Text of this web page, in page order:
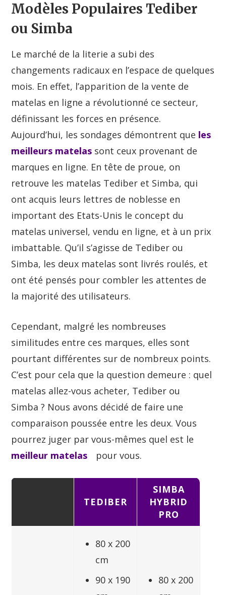
Modèles Populaires Tediber
ou Simba
Le marché de la literie a subi des
changements radicaux en l’espace de quelques
mois. En effet, l’apparition de la vente de
matelas en ligne a révolutionné ce secteur,
définissant les forces en présence.
Aujourd’hui, les sondages démontrent que les
meilleurs matelas sont ceux provenant de
marques en ligne. En tête de proue, on
retrouve les matelas Tediber et Simba, qui
ont acquis leurs lettres de noblesse en
important des Etats-Unis le concept du
matelas universel, vendu en ligne, et à un prix
imbattable. Qu’il s’agisse de Tediber ou
Simba, les deux matelas sont livrés roulés, et
ont été pensés pour combler les attentes de
la majorité des utilisateurs.
Cependant, malgré les nombreuses
similitudes entre ces marques, elles sont
pourtant différentes sur de nombreux points.
C’est pour cela que la question demeure : quel
matelas allez-vous acheter, Tediber ou
Simba ? Nous avons décidé de faire une
comparaison poussée entre les deux. Vous
pourrez juger par vous-mêmes quel est le
meilleur matelas
pour vous.
TEDIBER
SIMBA
HYBRID
PRO
80 x 200
cm
90 x 190
80 x 200